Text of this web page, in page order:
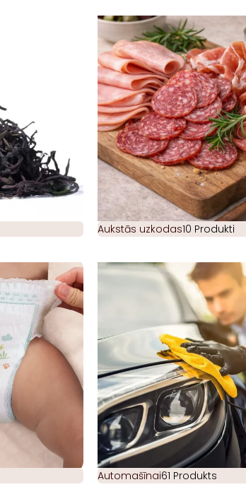
Aukstās uzkodas10 Produkti
Automašīnai61 Produkts